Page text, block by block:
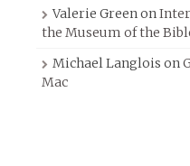
Valerie Greenon
the Museum of the
Michael Langlois on
Mac